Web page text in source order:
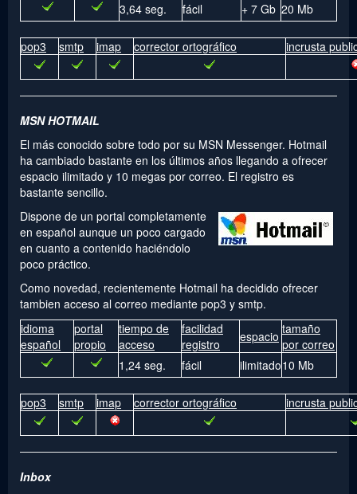
3,64 seg.
fácil + 7 Gb 20 Mb
pop3 smtp imap corrector ortográfico incrusta
MSN HOTMAIL
El más conocido sobre todo por su MSN Messenger. Hotmail
ha cambiado bastante en los últimos años llegando a ofrecer
espacio ilimitado y 10 megas por correo. El registro es
bastante sencillo.
Dispone de un portal completamente
en español aunque un poco cargado
en cuanto a contenido haciéndolo
poco práctico.
Como novedad, recientemente Hotmail ha decidido ofrecer
tambien acceso al correo mediante pop3 y smtp.
idioma
español
portal
propio
tiempo de
acceso
facilidad
registro
espacio tamaño
por correo
1,24 seg.
fácil ilimitado10 Mb
pop3 smtp imap corrector ortográfico incrusta
Inbox